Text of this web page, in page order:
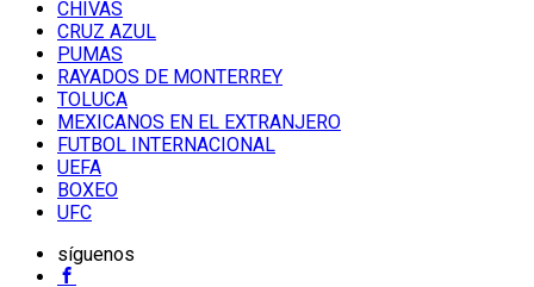
CHIVAS
CRUZ AZUL
PUMAS
RAYADOS DE MONTERREY
TOLUCA
MEXICANOS EN EL EXTRANJERO
FUTBOL INTERNACIONAL
UEFA
BOXEO
UFC
síguenos